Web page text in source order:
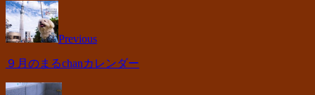
Previous
９月のまるchanカレンダー